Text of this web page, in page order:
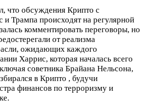
что обсуждения Криптo с
Трампа происходят на регулярной
комментировать переговоры, но
от реализма
ожидающих каждого
Харрис, которая началась всего
советника Брайана Нельсона,
в Криптo , будучи
финансов по терроризму и